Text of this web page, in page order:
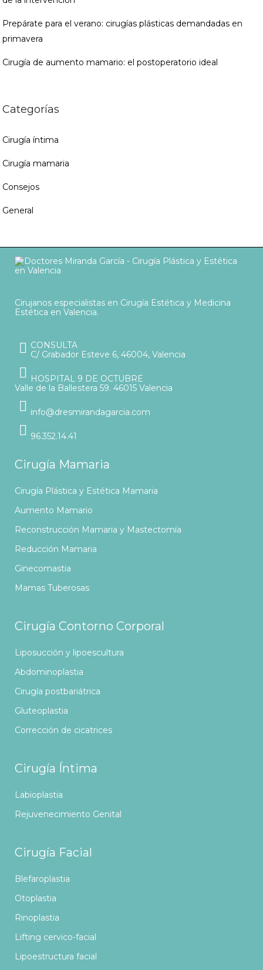
Prepárate para el verano: cirugías plásticas demandadas en
primavera
Cirugía de aumento mamario: el postoperatorio ideal
Categorías
Cirugía íntima
Cirugía mamaria
Consejos
General
Cirujanos especialistas en Cirugía Estética y Medicina
Estética en Valencia.
CONSULTA
C/ Grabador Esteve 6, 46004, Valencia
HOSPITAL 9 DE OCTUBRE
Valle de la Ballestera 59. 46015 Valencia
info@dresmirandagarcia.com
96.352.14.41
Cirugía Mamaria
Cirugía Plástica y Estética Mamaria
Aumento Mamario
Reconstrucción Mamaria y Mastectomía
Reducción Mamaria
Ginecomastia
Mamas Tuberosas
Cirugía Contorno Corporal
Liposucción y lipoescultura
Abdominoplastia
Cirugía postbariátrica
Gluteoplastia
Corrección de cicatrices
Cirugía Íntima
Labioplastia
Rejuvenecimiento Genital
Cirugía Facial
Blefaroplastia
Otoplastia
Rinoplastia
Lifting cervico-facial
Lipoestructura facial